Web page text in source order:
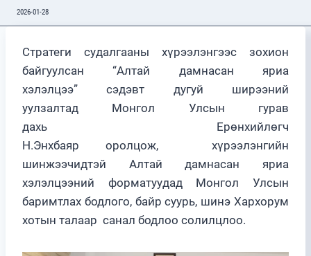
2026-01-28
Стратеги судалгааны хүрээлэнгээс зохион
байгуулсан “Алтай дамнасан яриа
хэлэлцээ” сэдэвт дугуй ширээний
уулзалтад Монгол Улсын гурав
дахь Ерөнхийлөгч
Н.Энхбаяр оролцож, хүрээлэнгийн
шинжээчидтэй Алтай дамнасан яриа
хэлэлцээний форматуудад Монгол Улсын
баримтлах бодлого, байр суурь, шинэ Хархорум
хотын талаар санал бодлоо солилцлоо.